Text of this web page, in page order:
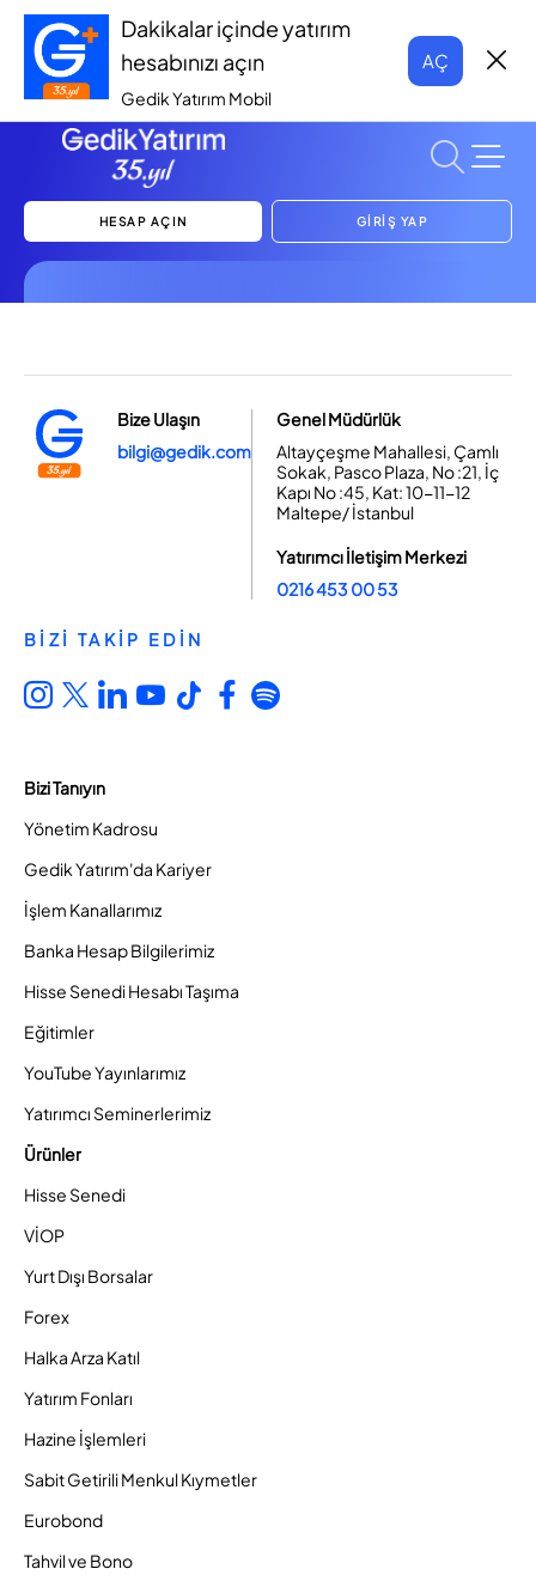
Dakikalar içinde yatırım
hesabınızı açın
Gedik Yatırım Mobil
AÇ
HESAP AÇIN GİRİŞ YAP
Bize Ulaşın
bilgi@gedik.com
Genel Müdürlük
Altayçeşme Mahallesi, Çamlı
Sokak, Pasco Plaza, No :21, İç
Kapı No :45, Kat: 10-11-12
Maltepe/ İstanbul
Yatırımcı İletişim Merkezi
0216 453 00 53
BİZİ TAKİP EDİN
Bizi Tanıyın
Yönetim Kadrosu
Gedik Yatırım'da Kariyer
İşlem Kanallarımız
Banka Hesap Bilgilerimiz
Hisse Senedi Hesabı Taşıma
Eğitimler
YouTube Yayınlarımız
Yatırımcı Seminerlerimiz
Ürünler
Hisse Senedi
VİOP
Yurt Dışı Borsalar
Forex
Halka Arza Katıl
Yatırım Fonları
Hazine İşlemleri
Sabit Getirili Menkul Kıymetler
Eurobond
Tahvil ve Bono